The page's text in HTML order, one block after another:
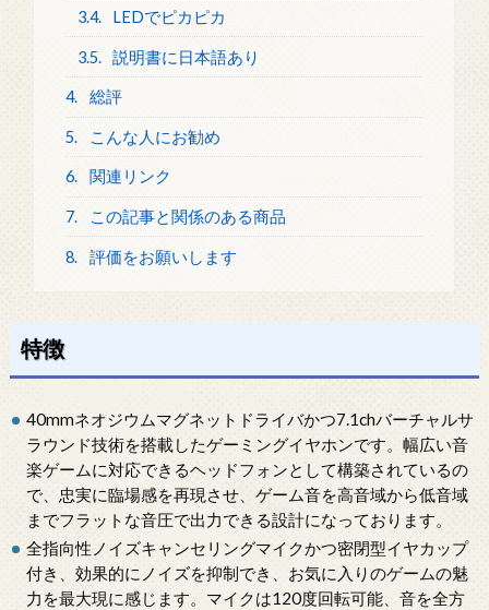
3.4. LEDでピカピカ
3.5. 説明書に日本語あり
4. 総評
5. こんな人にお勧め
6. 関連リンク
7. この記事と関係のある商品
8. 評価をお願いします
特徴
40mmネオジウムマグネットドライバかつ7.1chバーチャルサ
ラウンド技術を搭載したゲーミングイヤホンです。幅広い音
楽ゲームに対応できるヘッドフォンとして構築されているの
で、忠実に臨場感を再現させ、ゲーム音を高音域から低音域
までフラットな音圧で出力できる設計になっております。
全指向性ノイズキャンセリングマイクかつ密閉型イヤカップ
付き、効果的にノイズを抑制でき、お気に入りのゲームの魅
力を最大現に感じます。マイクは120度回転可能、音を全方